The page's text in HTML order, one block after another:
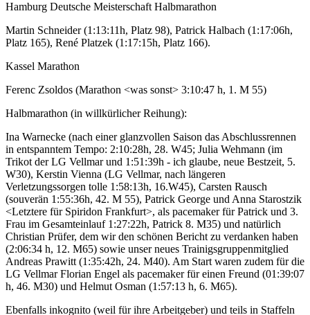
Hamburg Deutsche Meisterschaft Halbmarathon
Martin Schneider (1:13:11h, Platz 98), Patrick Halbach (1:17:06h,
Platz 165), René Platzek (1:17:15h, Platz 166).
Kassel Marathon
Ferenc Zsoldos (Marathon <was sonst> 3:10:47 h, 1. M 55)
Halbmarathon (in willkürlicher Reihung):
Ina Warnecke (nach einer glanzvollen Saison das Abschlussrennen
in entspanntem Tempo: 2:10:28h, 28. W45; Julia Wehmann (im
Trikot der LG Vellmar und 1:51:39h - ich glaube, neue Bestzeit, 5.
W30), Kerstin Vienna (LG Vellmar, nach längeren
Verletzungssorgen tolle 1:58:13h, 16.W45), Carsten Rausch
(souverän 1:55:36h, 42. M 55), Patrick George und Anna Starostzik
<Letztere für Spiridon Frankfurt>, als pacemaker für Patrick und 3.
Frau im Gesamteinlauf 1:27:22h, Patrick 8. M35) und natürlich
Christian Prüfer, dem wir den schönen Bericht zu verdanken haben
(2:06:34 h, 12. M65) sowie unser neues Trainigsgruppenmitglied
Andreas Prawitt (1:35:42h, 24. M40). Am Start waren zudem für die
LG Vellmar Florian Engel als pacemaker für einen Freund (01:39:07
h, 46. M30) und Helmut Osman (1:57:13 h, 6. M65).
Ebenfalls inkognito (weil für ihre Arbeitgeber) und teils in Staffeln